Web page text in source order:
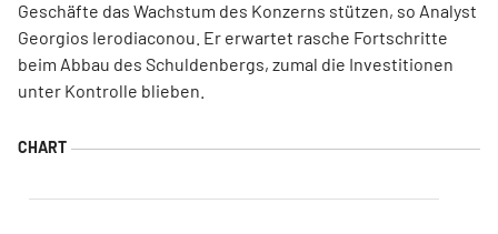
Geschäfte das Wachstum des Konzerns stützen, so Analyst
Georgios Ierodiaconou. Er erwartet rasche Fortschritte
beim Abbau des Schuldenbergs, zumal die Investitionen
unter Kontrolle blieben.